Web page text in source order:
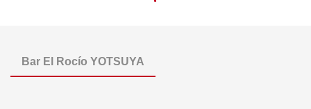
Bar El Rocío YOTSUYA